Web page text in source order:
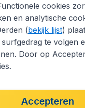
cookies
en analytische
(bekijk lijst)
te volgen
Door op
Accepteren